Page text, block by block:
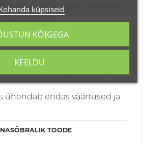
ja oftalmoloogiliselt testitud
LOOMADEL POLE TESTITUD
koostisosadeta ja
– vastavalt kõigile Euroopa
ühendab endas väärtused ja
TOODE
küpsiseid
KEELDU
KÕIGEGA